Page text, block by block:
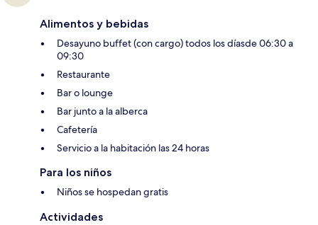
Alimentos y bebidas
Desayuno buffet (con cargo) todos los díasde 06:30 a
09:30
Restaurante
Bar o lounge
Bar junto a la alberca
Cafetería
Servicio a la habitación las 24 horas
Para los niños
Niños se hospedan gratis
Actividades